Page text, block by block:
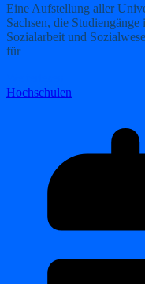
Eine Aufstellung aller
Sachsen, die
Sozialarbeit und
für
Hochschulen